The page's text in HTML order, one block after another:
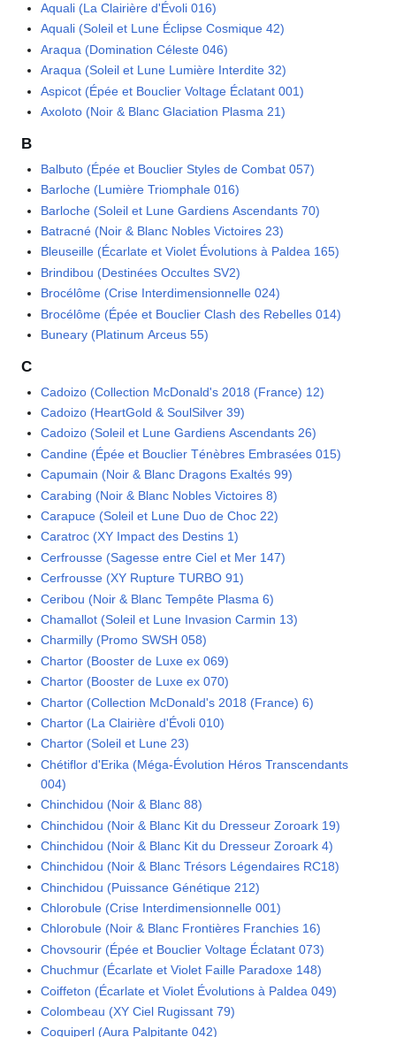
Aquali (La Clairière d'Évoli 016)
Aquali (Soleil et Lune Éclipse Cosmique 42)
Araqua (Domination Céleste 046)
Araqua (Soleil et Lune Lumière Interdite 32)
Aspicot (Épée et Bouclier Voltage Éclatant 001)
Axoloto (Noir & Blanc Glaciation Plasma 21)
B
Balbuto (Épée et Bouclier Styles de Combat 057)
Barloche (Lumière Triomphale 016)
Barloche (Soleil et Lune Gardiens Ascendants 70)
Batracné (Noir & Blanc Nobles Victoires 23)
Bleuseille (Écarlate et Violet Évolutions à Paldea 165)
Brindibou (Destinées Occultes SV2)
Brocélôme (Crise Interdimensionnelle 024)
Brocélôme (Épée et Bouclier Clash des Rebelles 014)
Buneary (Platinum Arceus 55)
C
Cadoizo (Collection McDonald's 2018 (France) 12)
Cadoizo (HeartGold & SoulSilver 39)
Cadoizo (Soleil et Lune Gardiens Ascendants 26)
Candine (Épée et Bouclier Ténèbres Embrasées 015)
Capumain (Noir & Blanc Dragons Exaltés 99)
Carabing (Noir & Blanc Nobles Victoires 8)
Carapuce (Soleil et Lune Duo de Choc 22)
Caratroc (XY Impact des Destins 1)
Cerfrousse (Sagesse entre Ciel et Mer 147)
Cerfrousse (XY Rupture TURBO 91)
Ceribou (Noir & Blanc Tempête Plasma 6)
Chamallot (Soleil et Lune Invasion Carmin 13)
Charmilly (Promo SWSH 058)
Chartor (Booster de Luxe ex 069)
Chartor (Booster de Luxe ex 070)
Chartor (Collection McDonald's 2018 (France) 6)
Chartor (La Clairière d'Évoli 010)
Chartor (Soleil et Lune 23)
Chétiflor d'Erika (Méga-Évolution Héros Transcendants
004)
Chinchidou (Noir & Blanc 88)
Chinchidou (Noir & Blanc Kit du Dresseur Zoroark 19)
Chinchidou (Noir & Blanc Kit du Dresseur Zoroark 4)
Chinchidou (Noir & Blanc Trésors Légendaires RC18)
Chinchidou (Puissance Génétique 212)
Chlorobule (Crise Interdimensionnelle 001)
Chlorobule (Noir & Blanc Frontières Franchies 16)
Chovsourir (Épée et Bouclier Voltage Éclatant 073)
Chuchmur (Écarlate et Violet Faille Paradoxe 148)
Coiffeton (Écarlate et Violet Évolutions à Paldea 049)
Colombeau (XY Ciel Rugissant 79)
Coquiperl (Aura Palpitante 042)